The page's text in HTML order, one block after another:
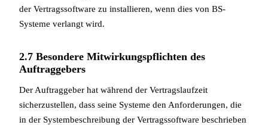
der Vertragssoftware zu installieren, wenn dies von BS-
Systeme verlangt wird.
2.7 Besondere Mitwirkungspflichten des
Auftraggebers
Der Auftraggeber hat während der Vertragslaufzeit
sicherzustellen, dass seine Systeme den Anforderungen, die
in der Systembeschreibung der Vertragssoftware beschrieben